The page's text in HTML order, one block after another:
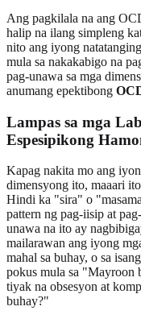
Ang pagkilala na ang
halip na ilang simpleng
nito ang iyong
mula sa nakakabigo na
pag-unawa sa mga
anumang epektibong
Lampas sa mga
Espesipikong
Kapag nakita mo ang
dimensyong ito, maaari
Hindi ka "sira" o
pattern ng pag-iisip at
unawa na ito ay
mailarawan ang iyong
mahal sa buhay, o sa
pokus mula sa "Mayroon
tiyak na obsesyon at
buhay?"